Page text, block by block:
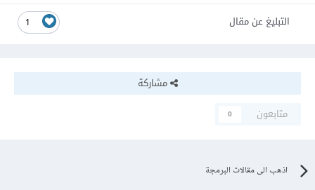
1 التبليغ عن مقال
مشاركة
متابعون
0
اذهب الى مقالات البرمجة